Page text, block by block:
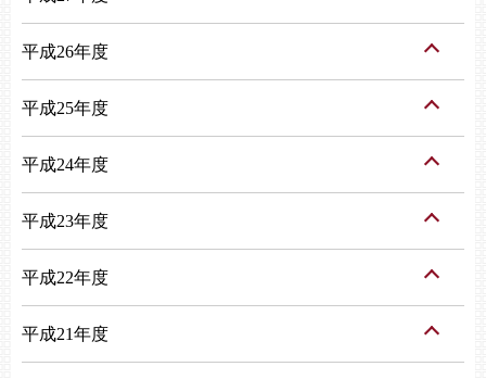
平成26年度
平成25年度
平成24年度
平成23年度
平成22年度
平成21年度